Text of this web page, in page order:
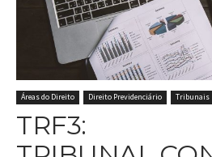
Áreas do Direito Direito Previdenciário Tribunais
TRF3: